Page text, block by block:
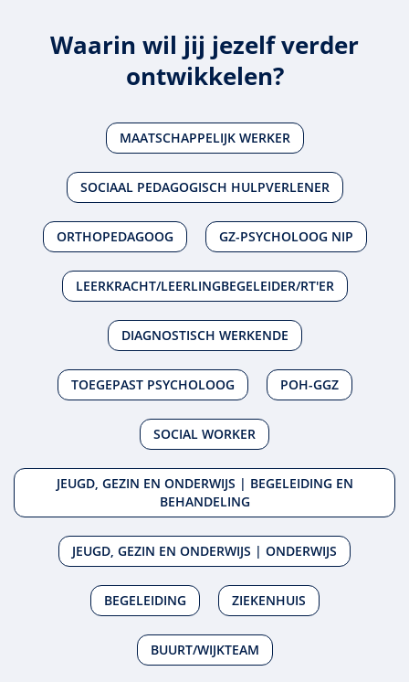
Waarin wil jij jezelf verder
ontwikkelen?
MAATSCHAPPELIJK WERKER
SOCIAAL PEDAGOGISCH HULPVERLENER
ORTHOPEDAGOOG GZ-PSYCHOLOOG NIP
LEERKRACHT/LEERLINGBEGELEIDER/RT'ER
DIAGNOSTISCH WERKENDE
TOEGEPAST PSYCHOLOOG POH-GGZ
SOCIAL WORKER
JEUGD, GEZIN EN ONDERWIJS | BEGELEIDING EN
BEHANDELING
JEUGD, GEZIN EN ONDERWIJS | ONDERWIJS
BEGELEIDING ZIEKENHUIS
BUURT/WIJKTEAM